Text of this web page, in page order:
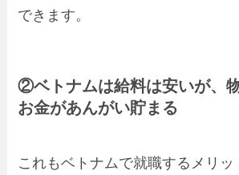
できます。
②ベトナムは給料は安いが、
お金があんがい貯まる
これもベトナムで就職するメリッ